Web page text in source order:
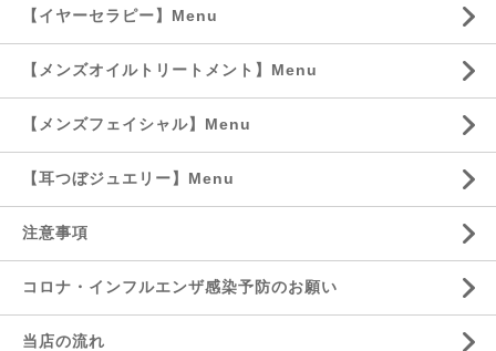
【イヤーセラピー】Menu
【メンズオイルトリートメント】Menu
【メンズフェイシャル】Menu
【耳つぼジュエリー】Menu
注意事項
コロナ・インフルエンザ感染予防のお願い
当店の流れ